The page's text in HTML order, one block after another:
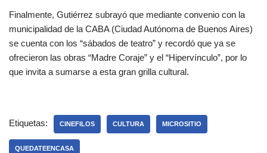
Finalmente, Gutiérrez subrayó que mediante convenio con la
municipalidad de la CABA (Ciudad Autónoma de Buenos Aires)
se cuenta con los “sábados de teatro” y recordó que ya se
ofrecieron las obras “Madre Coraje” y el “Hipervínculo”, por lo
que invita a sumarse a esta gran grilla cultural.
Etiquetas: CINEFILOS CULTURA MICROSITIO
QUEDATEENCASA